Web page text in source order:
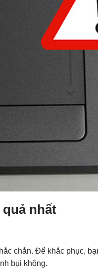
nhất
chắn. Để khắc phục,
bụi không.